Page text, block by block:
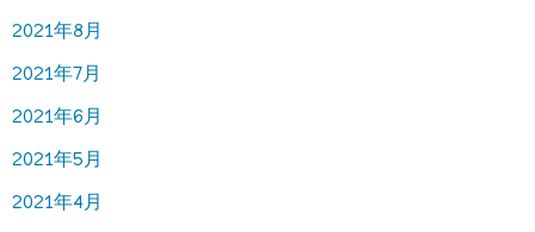
2021年8月
2021年7月
2021年6月
2021年5月
2021年4月